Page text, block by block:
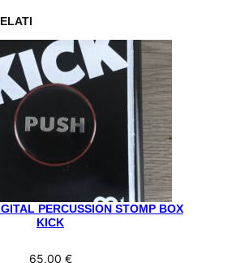
PERCUSSION STOMP BOX
KICK
65,00 €